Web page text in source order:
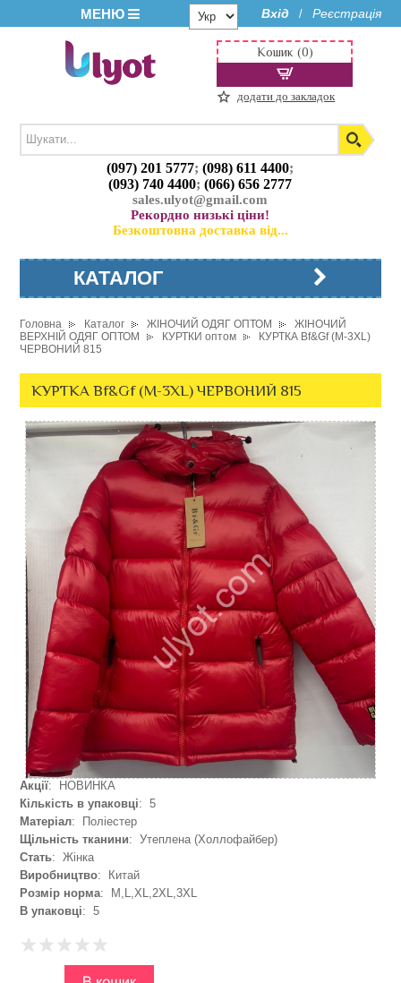
МЕНЮ Вхід / Реєстрація
(097) 201 5777;(098) 611 4400;
(093) 740 4400;(066) 656 2777
sales.ulyot@gmail.com
Рекордно низькі ціни!
Безкоштовна доставка від...
Кошик (0)
додати до закладок
КАТАЛОГ
Головна Каталог ЖІНОЧИЙ ОДЯГ ОПТОМ
ЖІНОЧИЙ
ВЕРХНІЙ ОДЯГ ОПТОМ
КУРТКИ оптом
КУРТКА Bf&Gf (M-3XL)
ЧЕРВОНИЙ 815
КУРТКА Bf&Gf (M-3XL) ЧЕРВОНИЙ 815
Акції: НОВИНКА
Кількість в упаковці: 5
Матеріал: Поліестер
Щільність тканини: Утеплена (Холлофайбер)
Стать: Жінка
Виробництво: Китай
Розмір норма: M,L,XL,2XL,3XL
В упаковці: 5